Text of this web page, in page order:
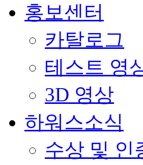
홍보센터
카탈로그
테스트 영
3D 영상
하워스소식
수상 및 인